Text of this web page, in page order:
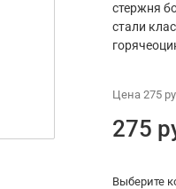
стержня
стали
Цена 275
275
Выберите